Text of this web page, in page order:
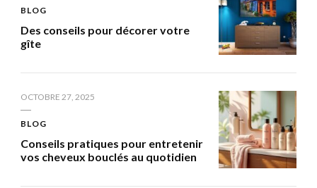
BLOG
Des conseils pour décorer votre
gîte
OCTOBRE 27, 2025
BLOG
Conseils pratiques pour entretenir
vos cheveux bouclés au quotidien